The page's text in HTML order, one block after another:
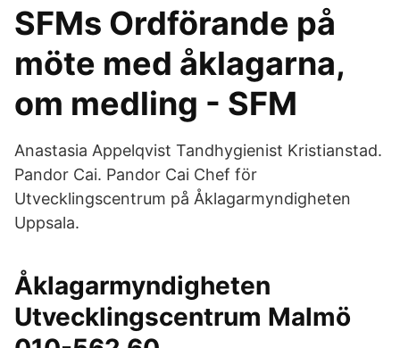
SFMs Ordförande på
möte med åklagarna,
om medling - SFM
Anastasia Appelqvist Tandhygienist Kristianstad.
Pandor Cai. Pandor Cai Chef för
Utvecklingscentrum på Åklagarmyndigheten
Uppsala.
Åklagarmyndigheten
Utvecklingscentrum Malmö